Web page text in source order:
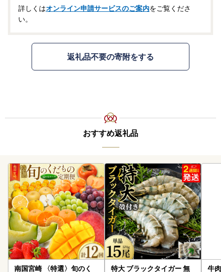
詳しくはオンライン申請サービスのご案内をご覧くださ
い。
返礼品不要の寄附をする
おすすめ返礼品
南国宮崎 〈特選〉旬のく
特大 ブラックタイガー 無
牛肉 宮崎牛 赤身＆霜